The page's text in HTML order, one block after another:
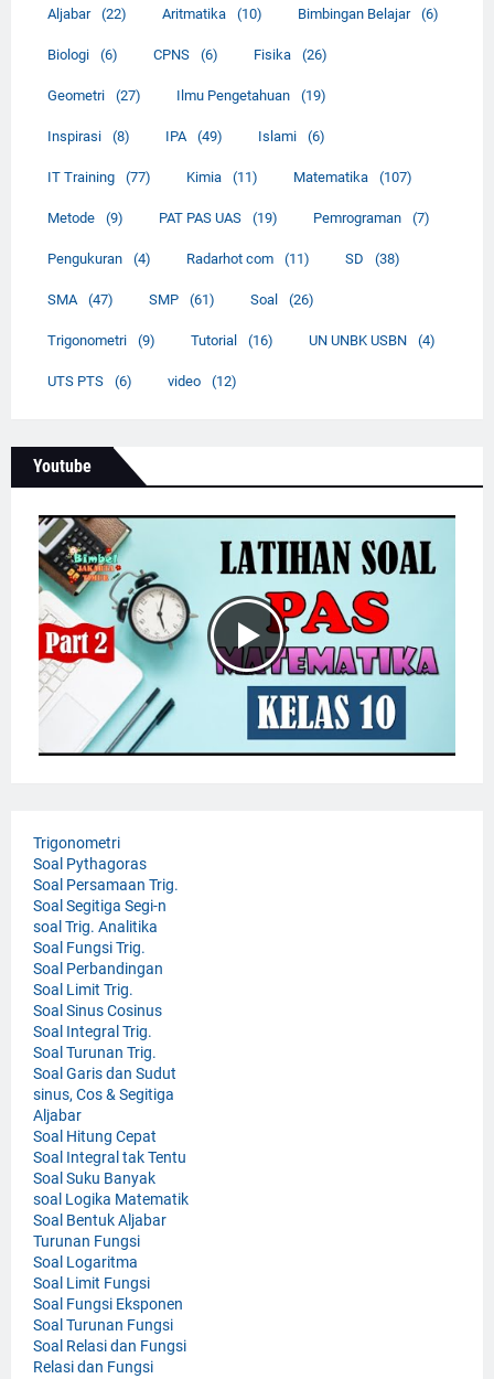
Aljabar (22) Aritmatika (10) Bimbingan Belajar (6)
Biologi (6) CPNS (6) Fisika (26)
Geometri (27) Ilmu Pengetahuan (19)
Inspirasi (8) IPA (49) Islami (6)
IT Training (77) Kimia (11) Matematika (107)
Metode (9) PAT PAS UAS (19) Pemrograman (7)
Pengukuran (4) Radarhot com (11) SD (38)
SMA (47) SMP (61) Soal (26)
Trigonometri (9) Tutorial (16) UN UNBK USBN (4)
UTS PTS (6) video (12)
Youtube
Trigonometri
Soal Pythagoras
Soal Persamaan Trig.
Soal Segitiga Segi-n
soal Trig. Analitika
Soal Fungsi Trig.
Soal Perbandingan
Soal Limit Trig.
Soal Sinus Cosinus
Soal Integral Trig.
Soal Turunan Trig.
Soal Garis dan Sudut
sinus, Cos & Segitiga
Aljabar
Soal Hitung Cepat
Soal Integral tak Tentu
Soal Suku Banyak
soal Logika Matematik
Soal Bentuk Aljabar
Turunan Fungsi
Soal Logaritma
Soal Limit Fungsi
Soal Fungsi Eksponen
Soal Turunan Fungsi
Soal Relasi dan Fungsi
Relasi dan Fungsi